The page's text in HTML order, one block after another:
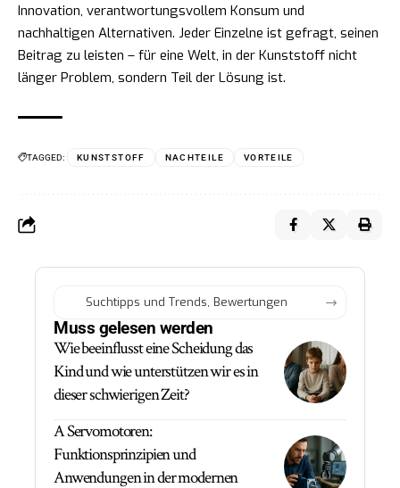
Innovation, verantwortungsvollem Konsum und
nachhaltigen Alternativen. Jeder Einzelne ist gefragt, seinen
Beitrag zu leisten – für eine Welt, in der Kunststoff nicht
länger Problem, sondern Teil der Lösung ist.
TAGGED: KUNSTSTOFF NACHTEILE VORTEILE
Muss gelesen werden
Wie beeinflusst eine Scheidung das
Kind und wie unterstützen wir es in
dieser schwierigen Zeit?
A Servomotoren:
Funktionsprinzipien und
Anwendungen in der modernen